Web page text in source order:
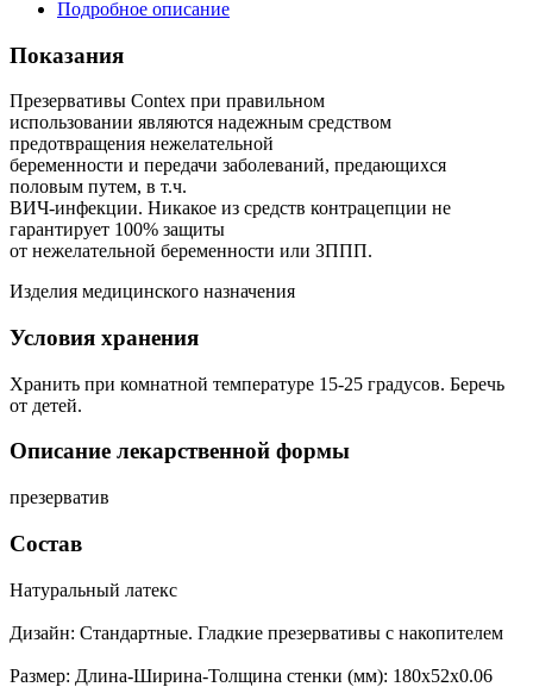
Подробное описание
Показания
Презервативы Contex при правильном
использовании являются надежным средством
предотвращения нежелательной
беременности и передачи заболеваний, предающихся
половым путем, в т.ч.
ВИЧ-инфекции. Никакое из средств контрацепции не
гарантирует 100% защиты
от нежелательной беременности или ЗППП.
Изделия медицинского назначения
Условия хранения
Хранить при комнатной температуре 15-25 градусов. Беречь
от детей.
Описание лекарственной формы
презерватив
Состав
Натуральный латекс
Дизайн: Стандартные. Гладкие презервативы с накопителем
Размер: Длина-Ширина-Толщина стенки (мм): 180х52х0.06